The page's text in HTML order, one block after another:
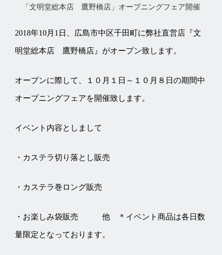
「文明堂総本店 鷹野橋店」オープニングフェア開催
2018年10月1日、広島市中区千田町に弊社直営店『文
明堂総本店 鷹野橋店』がオープン致します。
オープンに際して、１０月１日～１０月８日の期間中
オープニングフェアを開催致します。
イベント内容としまして
・カステラ切り落とし販売
・カステラ巻ロング販売
・お楽しみ袋販売 他 ＊イベント商品は各日数
量限定となっております。